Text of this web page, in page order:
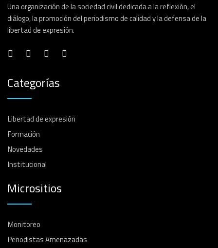
Una organización de la sociedad civil dedicada a la reflexión, el
diálogo, la promoción del periodismo de calidad y la defensa de la
libertad de expresión.
Categorías
Libertad de expresión
Formación
Novedades
Institucional
Micrositios
Monitoreo
Periodistas Amenazadas